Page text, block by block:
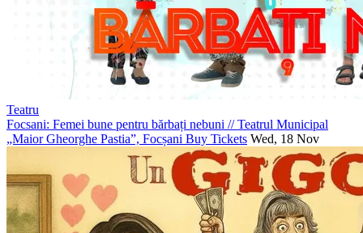
Teatru
Focsani: Femei bune pentru bărbați nebuni //Teatrul Municipal
„Maior Gheorghe Pastia”, Focșani Buy Tickets Wed, 18 Nov